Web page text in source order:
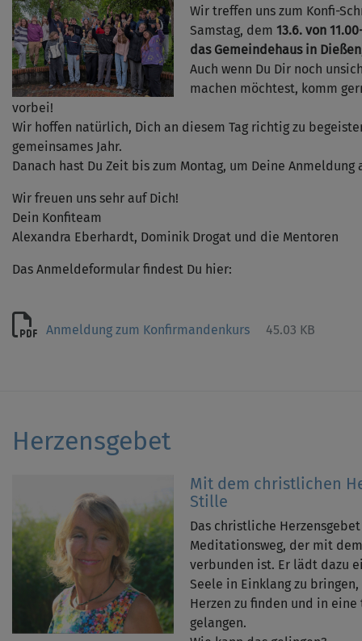
Wir treffen uns zum Konfi-
Samstag, dem 13.6. von
das Gemeindehaus in
Auch wenn Du Dir noch
machen möchtest, komm
vorbei!
Wir hoffen natürlich, Dich an diesem Tag richtig zu
gemeinsames Jahr.
Danach hast Du Zeit bis zum Montag, um Deine Anmeldung
Wir freuen uns sehr auf Dich!
Dein Konfiteam
Alexandra Eberhardt, Dominik Drogat und die Mentoren
Das Anmeldeformular findest Du hier:
Anmeldung zum Konfirmandenkurs 45.03 KB
Herzensgebet
Mit dem christlichen
Stille
Das christliche
Meditationsweg, der mit
verbunden ist. Er lädt dazu
Seele in Einklang zu
Herzen zu finden und in
gelangen.